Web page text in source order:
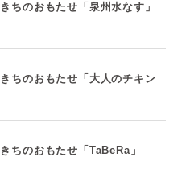
ちのおもたせ「泉州水なす」
ちのおもたせ「大人のチキン
ちのおもたせ「TaBeRa」